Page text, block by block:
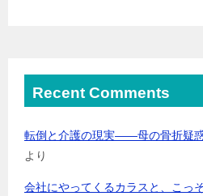
Recent Comments
転倒と介護の現実――母の骨折疑
より
会社にやってくるカラスと、こっ